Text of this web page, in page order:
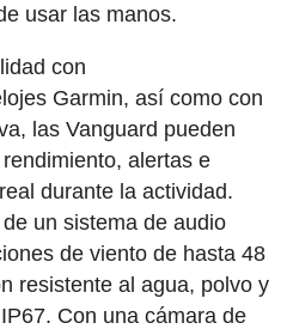
usar las manos.
con
Garmin, así como con
las Vanguard pueden
alertas e
durante la actividad.
un sistema de audio
de viento de hasta 48
resistente al agua, polvo y
Con una cámara de